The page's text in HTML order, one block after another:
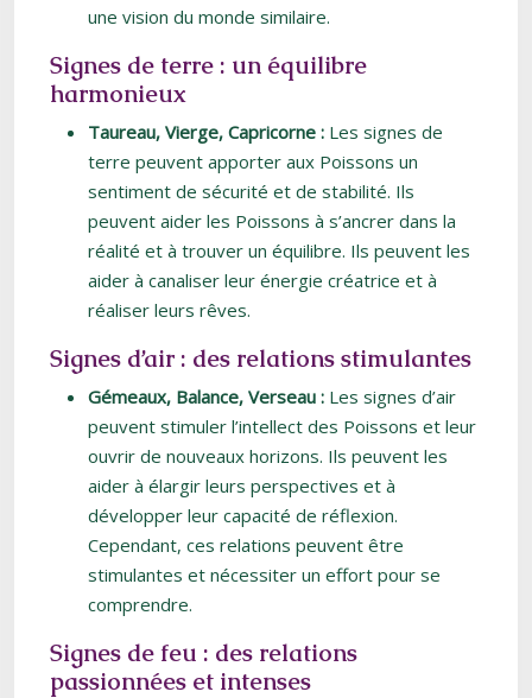
une vision du monde similaire.
Signes de terre : un équilibre
harmonieux
Taureau, Vierge, Capricorne : Les signes de
terre peuvent apporter aux Poissons un
sentiment de sécurité et de stabilité. Ils
peuvent aider les Poissons à s’ancrer dans la
réalité et à trouver un équilibre. Ils peuvent les
aider à canaliser leur énergie créatrice et à
réaliser leurs rêves.
Signes d’air : des relations stimulantes
Gémeaux, Balance, Verseau : Les signes d’air
peuvent stimuler l’intellect des Poissons et leur
ouvrir de nouveaux horizons. Ils peuvent les
aider à élargir leurs perspectives et à
développer leur capacité de réflexion.
Cependant, ces relations peuvent être
stimulantes et nécessiter un effort pour se
comprendre.
Signes de feu : des relations
passionnées et intenses